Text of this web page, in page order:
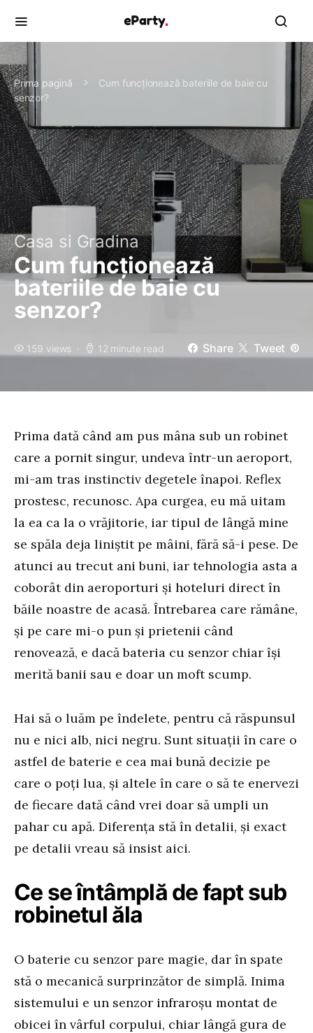
Prima pagină
Cum funcționează bateriile de baie cu
senzor?
Casa si Gradina
Cum funcționează
bateriile de baie cu
senzor?
159 views 12 minute read Share Tweet
Prima dată când am pus mâna sub un robinet
care a pornit singur, undeva într-un aeroport,
mi-am tras instinctiv degetele înapoi. Reflex
prostesc, recunosc. Apa curgea, eu mă uitam
la ea ca la o vrăjitorie, iar tipul de lângă mine
se spăla deja liniștit pe mâini, fără să-i pese. De
atunci au trecut ani buni, iar tehnologia asta a
coborât din aeroporturi și hoteluri direct în
băile noastre de acasă. Întrebarea care rămâne,
și pe care mi-o pun și prietenii când
renovează, e dacă bateria cu senzor chiar își
merită banii sau e doar un moft scump.
Hai să o luăm pe îndelete, pentru că răspunsul
nu e nici alb, nici negru. Sunt situații în care o
astfel de baterie e cea mai bună decizie pe
care o poți lua, și altele în care o să te enervezi
de fiecare dată când vrei doar să umpli un
pahar cu apă. Diferența stă în detalii, și exact
pe detalii vreau să insist aici.
Ce se întâmplă de fapt sub
robinetul ăla
O baterie cu senzor pare magie, dar în spate
stă o mecanică surprinzător de simplă. Inima
sistemului e un senzor infraroșu montat de
obicei în vârful corpului, chiar lângă gura de